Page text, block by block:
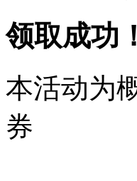
领取成功
本活动为
券